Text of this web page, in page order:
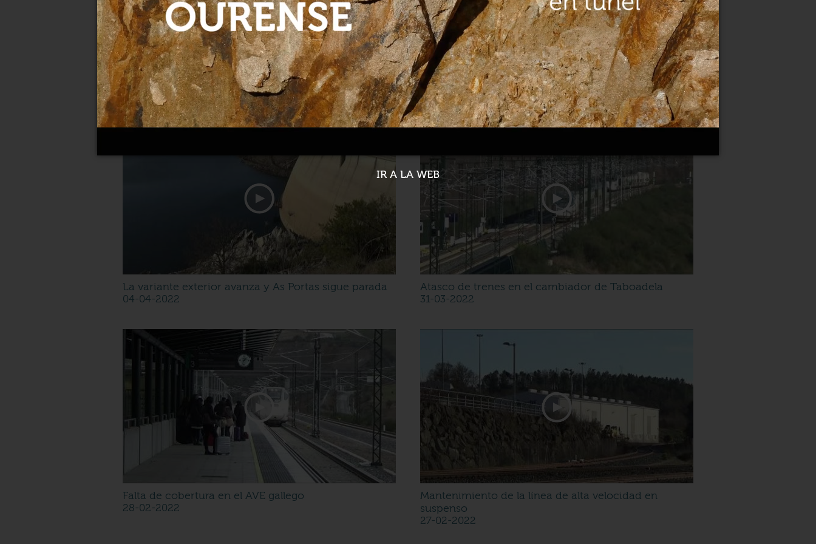
IR A LA WEB
Los Alvia híbridos hacen pruebas en Extremadura
10-04-2022
As obras da Variante Norte do AVe chegan á cidade
08-04-2022
La variante exterior avanza y As Portas sigue parada
04-04-2022
Atasco de trenes en el cambiador de Taboadela
31-03-2022
Falta de cobertura en el AVE gallego
28-02-2022
Mantenimiento de la línea de alta velocidad en
suspenso
27-02-2022